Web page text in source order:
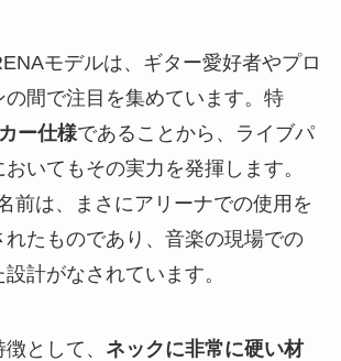
モデルは、ギター愛好者やプロ
の間で注目を集めています。特
ー仕様であることから、ライブパ
いてもその実力を発揮します。
前は、まさにアリーナでの使用を
たものであり、音楽の現場での
計がなされています。
として、 ネックに非常に硬い材